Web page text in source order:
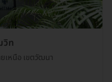
วิท
เหนือ เขตวัฒนา